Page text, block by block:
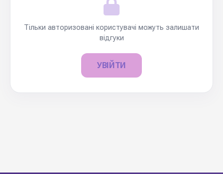
Тільки авторизовані користувачі можуть залишати
відгуки
УВІЙТИ